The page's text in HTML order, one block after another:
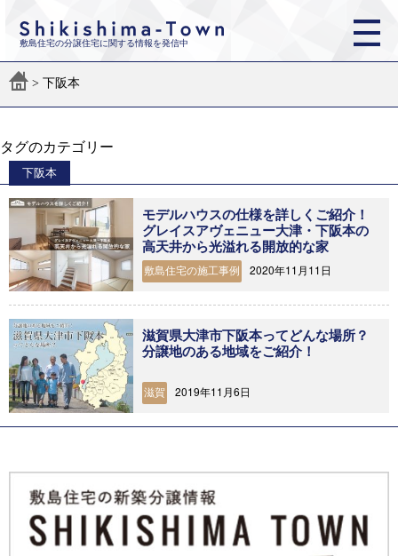
敷島住宅の分譲住宅に関する情報を発信中
> 下阪本
タグのカテゴリー
下阪本
モデルハウスの仕様を詳しくご紹介！
グレイスアヴェニュー大津・下阪本の
高天井から光溢れる開放的な家
敷島住宅の施工事例 2020年11月11日
滋賀県大津市下阪本ってどんな場所？
分譲地のある地域をご紹介！
滋賀 2019年11月6日